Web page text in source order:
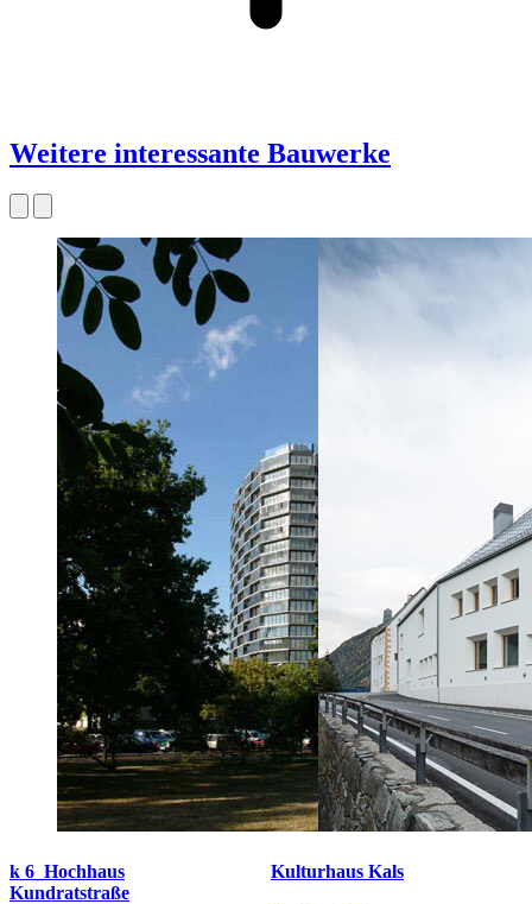
Weitere interessante Bauwerke
k 6_Hochhaus
Kundratstraße
Kulturhaus Kals